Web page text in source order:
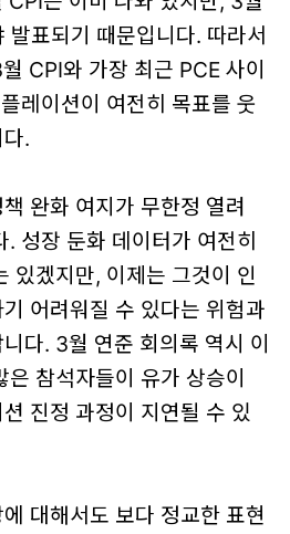
발표되기 때문입니다. 따라서
CPI와 가장 최근 PCE 사이
레이션이 여전히 목표를 웃
.
완화 여지가 무한정 열려
성장 둔화 데이터가 여전히
있겠지만, 이제는 그것이 인
어려워질 수 있다는 위험과
다. 3월 연준 회의록 역시 이
참석자들이 유가 상승이
진정 과정이 지연될 수 있
대해서도 보다 정교한 표현